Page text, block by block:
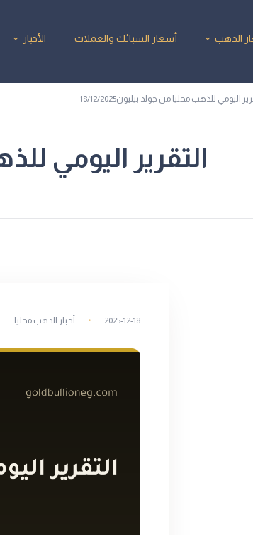
الذهب أسعار السبائك والعملات الأخبار
اليومي للذهب محليا من جولد بيليون18/12/2025
التقرير اليومي للذهب
2025-12-18 أخبار الذهب محليا